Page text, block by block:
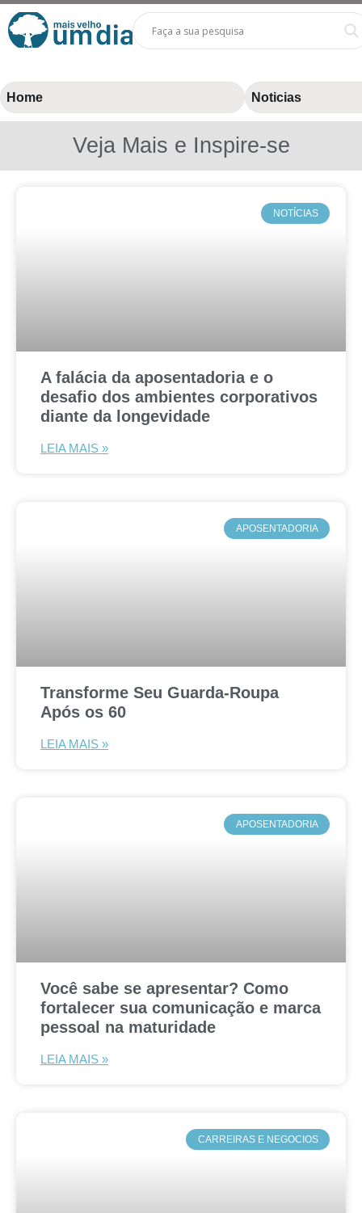
Home Noticias
Veja Mais e Inspire-se
NOTÍCIAS
A falácia da aposentadoria e o
desafio dos ambientes corporativos
diante da longevidade
LEIA MAIS »
APOSENTADORIA
Transforme Seu Guarda-Roupa
Após os 60
LEIA MAIS »
APOSENTADORIA
Você sabe se apresentar? Como
fortalecer sua comunicação e marca
pessoal na maturidade
LEIA MAIS »
CARREIRAS E NEGOCIOS